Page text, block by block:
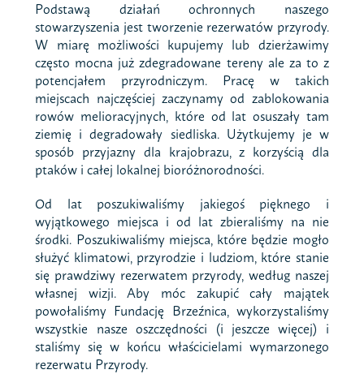
Podstawą działań ochronnych naszego
stowarzyszenia jest tworzenie rezerwatów przyrody.
W miarę możliwości kupujemy lub dzierżawimy
często mocna już zdegradowane tereny ale za to z
potencjałem przyrodniczym. Pracę w takich
miejscach najczęściej zaczynamy od zablokowania
rowów melioracyjnych, które od lat osuszały tam
ziemię i degradowały siedliska. Użytkujemy je w
sposób przyjazny dla krajobrazu, z korzyścią dla
ptaków i całej lokalnej bioróżnorodności.
Od lat poszukiwaliśmy jakiegoś pięknego i
wyjątkowego miejsca i od lat zbieraliśmy na nie
środki. Poszukiwaliśmy miejsca, które będzie mogło
służyć klimatowi, przyrodzie i ludziom, które stanie
się prawdziwy rezerwatem przyrody, według naszej
własnej wizji. Aby móc zakupić cały majątek
powołaliśmy Fundację Brzeźnica, wykorzystaliśmy
wszystkie nasze oszczędności (i jeszcze więcej) i
staliśmy się w końcu właścicielami wymarzonego
rezerwatu Przyrody.